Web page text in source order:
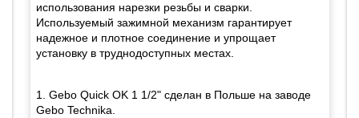
использования нарезки резьбы и сварки.
Используемый зажимной механизм гарантирует
надежное и плотное соединение и упрощает
установку в труднодоступных местах.
1. Gebo Quick OK 1 1/2" сделан в Польше на заводе
Gebo Technika.